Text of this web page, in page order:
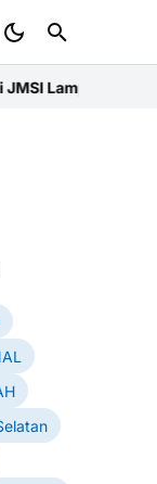
Lampung